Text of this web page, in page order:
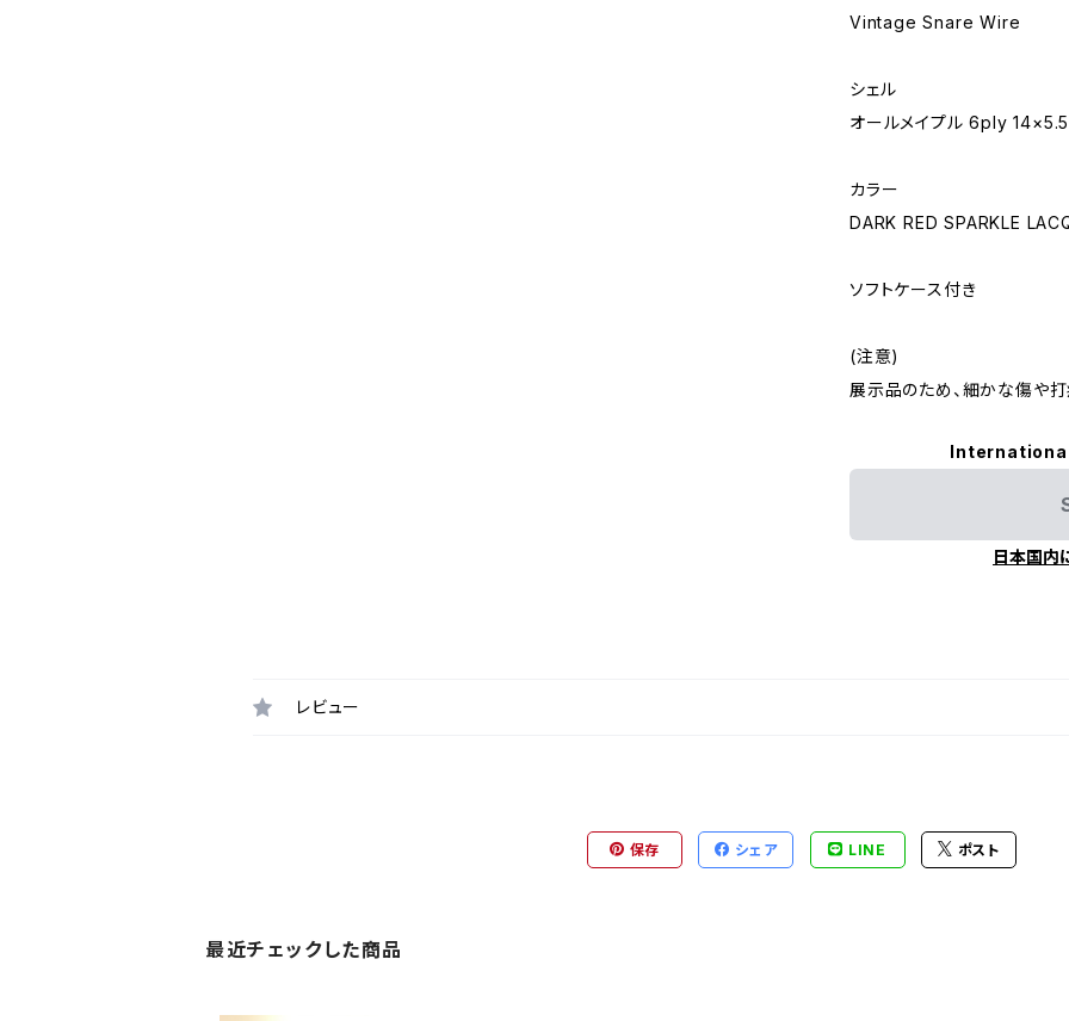
Vintage Snare Wire
シェル
オールメイプル 6ply 14×5.5
カラー
DARK RED SPARKLE
ソフトケース付き
(注意)
展示品のため、細かな傷や打
日本国内
レビュー
保存 シェア LINE ポスト
最近チェックした商品